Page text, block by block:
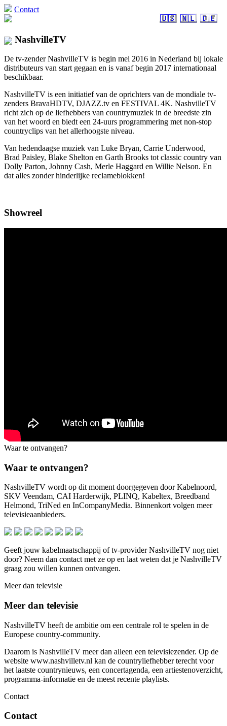
Contact
🇺🇸 🇳🇱 🇩🇪
NashvilleTV
De tv-zender NashvilleTV is begin mei 2016 in Nederland bij lokale
distributeurs van start gegaan en is vanaf begin 2017 internationaal
beschikbaar.
NashvilleTV is een initiatief van de oprichters van de mondiale tv-
zenders BravaHDTV, DJAZZ.tv en FESTIVAL 4K. NashvilleTV
richt zich op de liefhebbers van countrymuziek in de breedste zin
van het woord en biedt een 24-uurs programmering met non-stop
countryclips van het allerhoogste niveau.
Van hedendaagse muziek van Luke Bryan, Carrie Underwood,
Brad Paisley, Blake Shelton en Garth Brooks tot classic country van
Dolly Parton, Johnny Cash, Merle Haggard en Willie Nelson. En
dat alles zonder hinderlijke reclameblokken!
Showreel
Waar te ontvangen?
Waar te ontvangen?
NashvilleTV wordt op dit moment doorgegeven door Kabelnoord,
SKV Veendam, CAI Harderwijk, PLINQ, Kabeltex, Breedband
Helmond, TriNed en InCompanyMedia. Binnenkort volgen meer
televisieaanbieders.
Geeft jouw kabelmaatschappij of tv-provider NashvilleTV nog niet
door? Neem dan contact met ze op en laat weten dat je NashvilleTV
graag zou willen kunnen ontvangen.
Meer dan televisie
Meer dan televisie
NashvilleTV heeft de ambitie om een centrale rol te spelen in de
Europese country-community.
Daarom is NashvilleTV meer dan alleen een televisiezender. Op de
website www.nashvilletv.nl kan de countryliefhebber terecht voor
het laatste countrynieuws, een concertagenda, een artiestenoverzicht,
programma-informatie en de meest recente playlists.
Contact
Contact